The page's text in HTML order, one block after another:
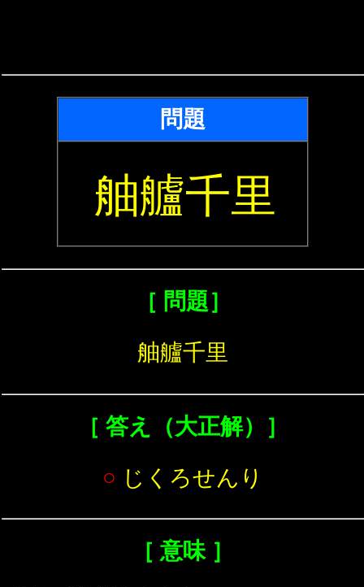
問題
舳艫千里
［ 問題］
舳艫千里
［ 答え（大正解）］
○ じくろせんり
［ 意味 ］